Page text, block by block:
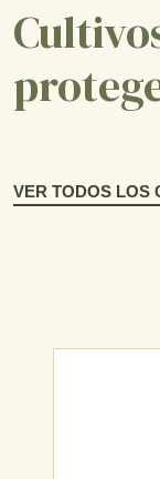
VER TODOS LOS